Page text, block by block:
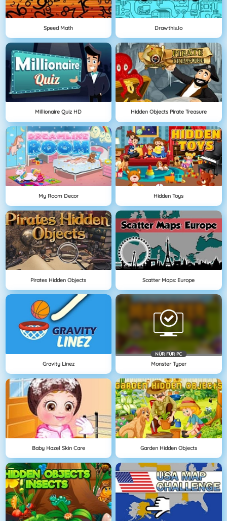
Speed Math Drawthis.io
Millionaire Quiz HD Hidden Objects Pirate Treasure
My Room Decor Hidden Toys
Pirates Hidden Objects Scatter Maps: Europe
Gravity Linez
NÜR FÜR PC
Monster Typer
Baby Hazel Skin Care Garden Hidden Objects